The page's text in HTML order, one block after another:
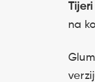
Tijeri
na